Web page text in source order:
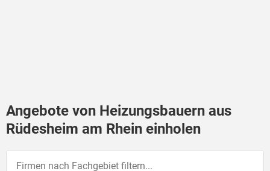
Angebote von Heizungsbauern aus
Rüdesheim am Rhein einholen